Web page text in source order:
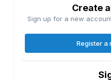
Create
Sign up for a new
Register a